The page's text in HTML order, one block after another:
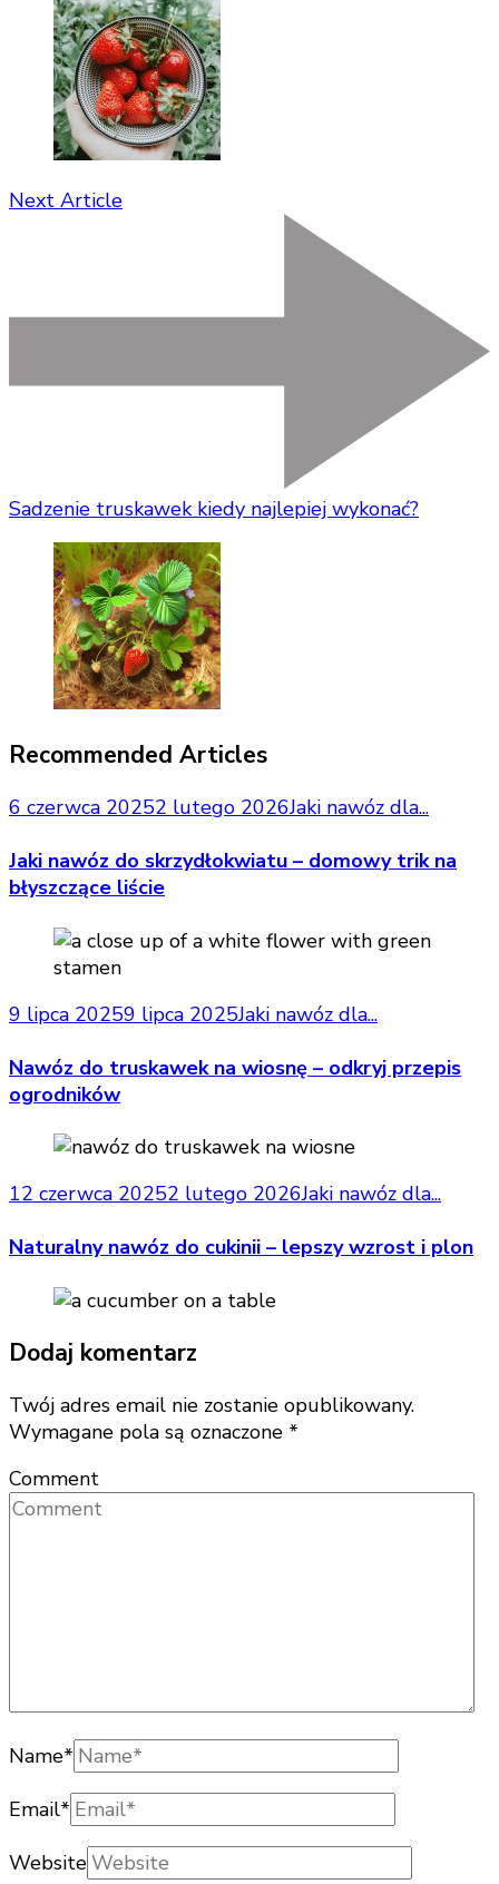
Next Article
Sadzenie truskawek kiedy najlepiej wykonać?
Recommended Articles
6 czerwca 20252 lutego 2026Jaki nawóz dla...
Jaki nawóz do skrzydłokwiatu – domowy trik na
błyszczące liście
9 lipca 20259 lipca 2025Jaki nawóz dla...
Nawóz do truskawek na wiosnę – odkryj przepis
ogrodników
12 czerwca 20252 lutego 2026Jaki nawóz dla...
Naturalny nawóz do cukinii – lepszy wzrost i plon
Dodaj komentarz
Twój adres email nie zostanie opublikowany.
Wymagane pola są oznaczone *
Comment
Name*
Email*
Website